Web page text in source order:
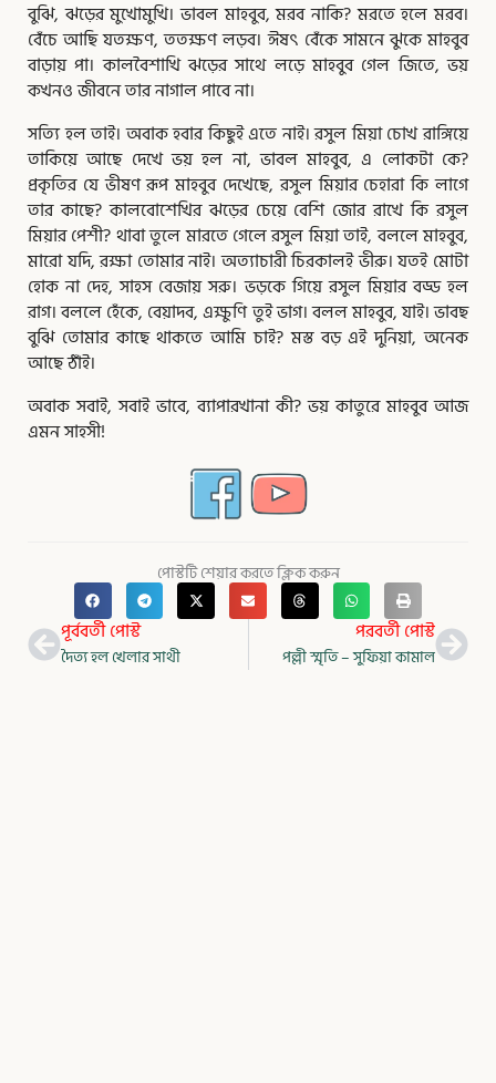
বুঝি, ঝড়ের মুখোমুখি। ভাবল মাহবুব, মরব নাকি? মরতে হলে মরব।
বেঁচে আছি যতক্ষণ, ততক্ষণ লড়ব। ঈষৎ বেঁকে সামনে ঝুকে মাহবুব
বাড়ায় পা। কালবৈশাখি ঝড়ের সাথে লড়ে মাহবুব গেল জিতে, ভয়
কখনও জীবনে তার নাগাল পাবে না।
সত্যি হল তাই। অবাক হবার কিছুই এতে নাই। রসুল মিয়া চোখ রাঙ্গিয়ে
তাকিয়ে আছে দেখে ভয় হল না, ভাবল মাহবুব, এ লোকটা কে?
প্রকৃতির যে ভীষণ রূপ মাহবুব দেখেছে, রসুল মিয়ার চেহারা কি লাগে
তার কাছে? কালবোশেখির ঝড়ের চেয়ে বেশি জোর রাখে কি রসুল
মিয়ার পেশী? থাবা তুলে মারতে গেলে রসুল মিয়া তাই, বললে মাহবুব,
মারো যদি, রক্ষা তোমার নাই। অত্যাচারী চিরকালই ভীরু। যতই মোটা
হোক না দেহ, সাহস বেজায় সরু। ভড়কে গিয়ে রসুল মিয়ার বড্ড হল
রাগ। বললে হেঁকে, বেয়াদব, এক্ষুণি তুই ভাগ। বলল মাহবুব, যাই। ভাবছ
বুঝি তোমার কাছে থাকতে আমি চাই? মস্ত বড় এই দুনিয়া, অনেক
আছে ঠাঁই।
অবাক সবাই, সবাই ভাবে, ব্যাপারখানা কী? ভয় কাতুরে মাহবুব আজ
এমন সাহসী!
পোস্টটি শেয়ার করতে ক্লিক করুন
Prevপূর্ববর্তী পোস্ট
দৈত্য হল খেলার সাথী
পরবর্তী পোস্ট
পল্লী স্মৃতি – সুফিয়া কামাল